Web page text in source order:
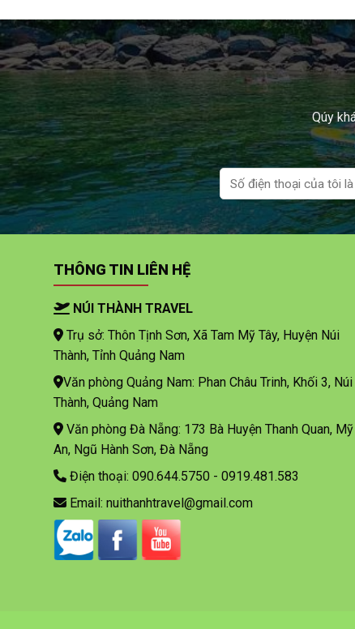
Qúy
THÔNG TIN LIÊN HỆ
NÚI THÀNH TRAVEL
Trụ sở: Thôn Tịnh Sơn, Xã Tam Mỹ Tây, Huyện Núi
Thành, Tỉnh Quảng Nam
Văn phòng Quảng Nam: Phan Châu Trinh, Khối 3, Núi
Thành, Quảng Nam
Văn phòng Đà Nẵng: 173 Bà Huyện Thanh Quan, Mỹ
An, Ngũ Hành Sơn, Đà Nẵng
Điện thoại: 090.644.5750 - 0919.481.583
Email: nuithanhtravel@gmail.com